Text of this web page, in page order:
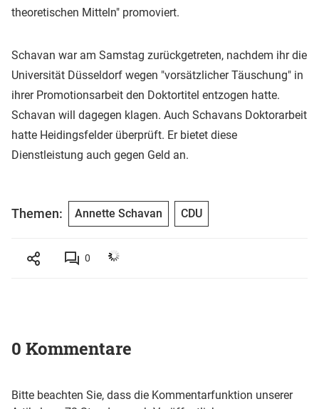
theoretischen Mitteln" promoviert.
Schavan war am Samstag zurückgetreten, nachdem ihr die
Universität Düsseldorf wegen "vorsätzlicher Täuschung" in
ihrer Promotionsarbeit den Doktortitel entzogen hatte.
Schavan will dagegen klagen. Auch Schavans Doktorarbeit
hatte Heidingsfelder überprüft. Er bietet diese
Dienstleistung auch gegen Geld an.
Themen: Annette Schavan CDU
0
0 Kommentare
Bitte beachten Sie, dass die Kommentarfunktion unserer